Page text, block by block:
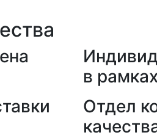
в
Отдел